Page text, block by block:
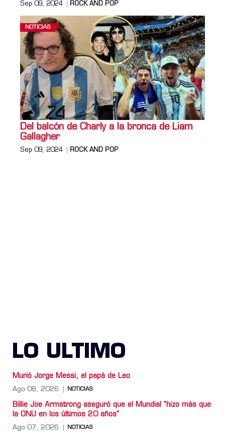
Sep 09, 2024 ROCK AND POP
NOTICIAS
Del balcón de Charly a la bronca de Liam
Gallagher
Sep 09, 2024 ROCK AND POP
LO ULTIMO
Murió Jorge Messi, el papá de Leo
Ago 08, 2026 NOTICIAS
Billie Joe Armstrong aseguró que el Mundial “hizo más que
la ONU en los últimos 20 años”
Ago 07, 2026 NOTICIAS